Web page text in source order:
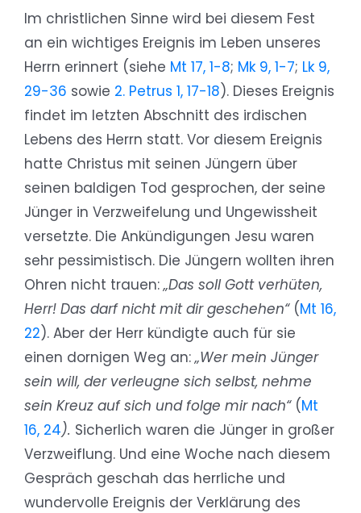
Im christlichen Sinne wird bei diesem Fest
an ein wichtiges Ereignis im Leben unseres
Herrn erinnert (siehe Mt 17, 1-8; Mk 9, 1-7; Lk 9,
29-36 sowie 2. Petrus 1, 17-18). Dieses Ereignis
findet im letzten Abschnitt des irdischen
Lebens des Herrn statt. Vor diesem Ereignis
hatte Christus mit seinen Jüngern über
seinen baldigen Tod gesprochen, der seine
Jünger in Verzweifelung und Ungewissheit
versetzte. Die Ankündigungen Jesu waren
sehr pessimistisch. Die Jüngern wollten ihren
Ohren nicht trauen:„Das soll Gott verhüten,
Herr! Das darf nicht mit dir geschehen“(Mt 16,
22). Aber der Herr kündigte auch für sie
einen dornigen Weg an:„Wer mein Jünger
sein will, der verleugne sich selbst, nehme
sein Kreuz auf sich und folge mir nach“(Mt
16, 24). Sicherlich waren die Jünger in großer
Verzweiflung. Und eine Woche nach diesem
Gespräch geschah das herrliche und
wundervolle Ereignis der Verklärung des